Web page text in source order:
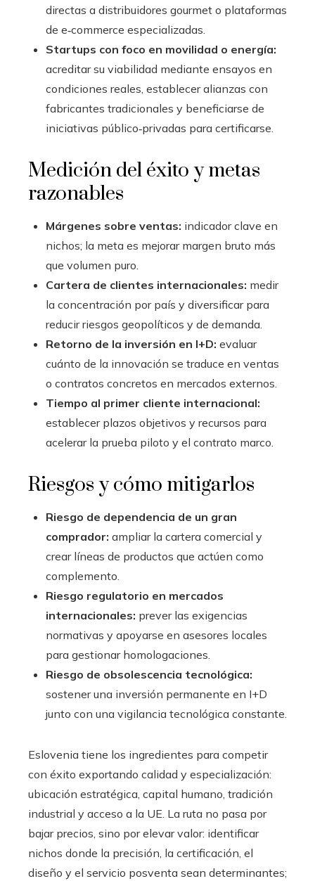
directas a distribuidores gourmet o plataformas
de e‑commerce especializadas.
Startups con foco en movilidad o energía:
acreditar su viabilidad mediante ensayos en
condiciones reales, establecer alianzas con
fabricantes tradicionales y beneficiarse de
iniciativas público‑privadas para certificarse.
Medición del éxito y metas
razonables
Márgenes sobre ventas: indicador clave en
nichos; la meta es mejorar margen bruto más
que volumen puro.
Cartera de clientes internacionales: medir
la concentración por país y diversificar para
reducir riesgos geopolíticos y de demanda.
Retorno de la inversión en I+D: evaluar
cuánto de la innovación se traduce en ventas
o contratos concretos en mercados externos.
Tiempo al primer cliente internacional:
establecer plazos objetivos y recursos para
acelerar la prueba piloto y el contrato marco.
Riesgos y cómo mitigarlos
Riesgo de dependencia de un gran
comprador: ampliar la cartera comercial y
crear líneas de productos que actúen como
complemento.
Riesgo regulatorio en mercados
internacionales: prever las exigencias
normativas y apoyarse en asesores locales
para gestionar homologaciones.
Riesgo de obsolescencia tecnológica:
sostener una inversión permanente en I+D
junto con una vigilancia tecnológica constante.
Eslovenia tiene los ingredientes para competir
con éxito exportando calidad y especialización:
ubicación estratégica, capital humano, tradición
industrial y acceso a la UE. La ruta no pasa por
bajar precios, sino por elevar valor: identificar
nichos donde la precisión, la certificación, el
diseño y el servicio posventa sean determinantes;